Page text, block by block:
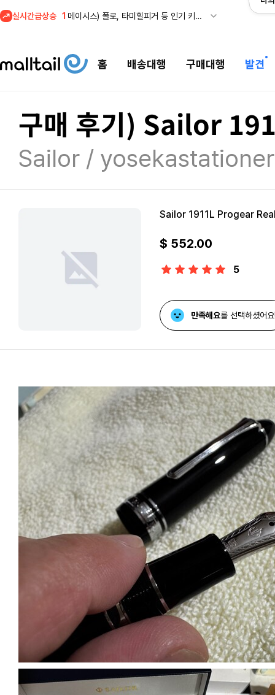
실시간급상승 2
프리미엄 반다이) 원피스 3주년 카드 프리오더 오픈! (인기 상품은 품절·재입고 반복)
5
스윔아울렛 25% 이상 할인! 수영복·수영용품 특가
홈 배송대행 구매대행 발견
구매 후기) Sailor
Sailor /
Sailor 1911L Progear
$ 552.00
5
만족해요를 선택하셨어